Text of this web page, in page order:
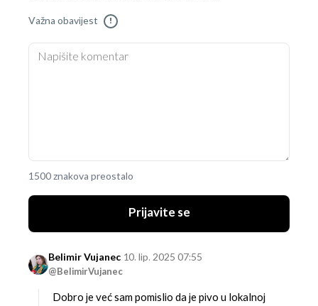
Važna obavijest !
1500 znakova preostalo
Prijavite se
Belimir Vujanec
@BelimirVujanec
10. lip. 2025 07:55
Dobro je već sam pomislio da je pivo u lokalnoj